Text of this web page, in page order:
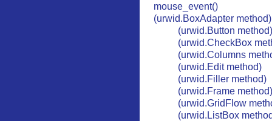
mouse_event()
(urwid.BoxAdapter method)
(urwid.Button method)
(urwid.CheckBox
(urwid.Columns
(urwid.Edit method)
(urwid.Filler method)
(urwid.Frame method)
(urwid.GridFlow
(urwid.ListBox